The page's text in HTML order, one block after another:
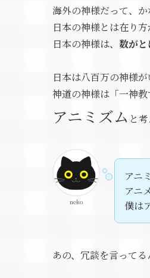
海外の神様だって、
日本の神様とは在り方
日本の神様は、 数がと
日本は八百万の神様が
神道の神様は「一神教
アニミズム と
neko
アニ
アニ
僕は
あの、冗談を言って